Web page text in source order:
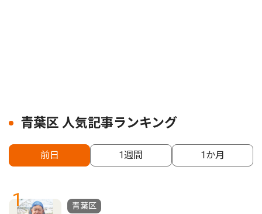
青葉区 人気記事ランキング
前日 1週間 1か月
1
青葉区